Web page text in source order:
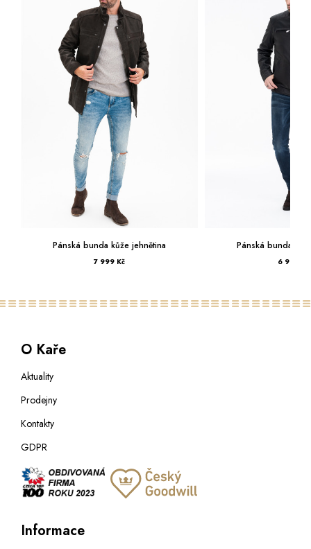
Pánská bunda kůže jehnětina
7 999 Kč
Pánská bunda
6 999 Kč
O Kaře
Aktuality
Prodejny
Kontakty
GDPR
Informace